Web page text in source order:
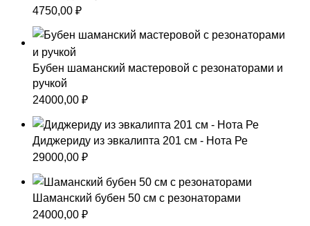
4750,00 ₽
Бубен шаманский мастеровой с резонаторами и
ручкой
24000,00 ₽
Диджериду из эвкалипта 201 см - Нота Ре
29000,00 ₽
Шаманский бубен 50 см с резонаторами
24000,00 ₽